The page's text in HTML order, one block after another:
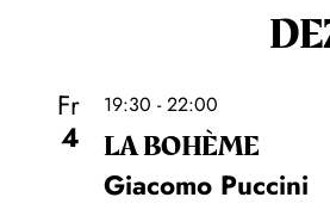
Fr
4
19:30 - 22:00
LA BOHÈME
Giacomo Puccini